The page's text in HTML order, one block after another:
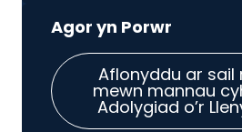
Aflonyddu ar sail
mewn mannau
Adolygiad o’r